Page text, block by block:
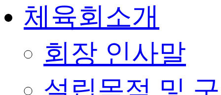
체육회소개
회장 인사말